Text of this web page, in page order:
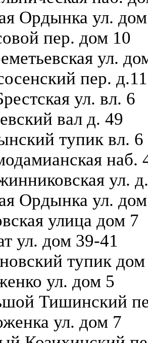
Ордынка ул.
пер. дом 10
ул.
пер. д.11
ул. вл. 6
вал д. 49
тупик вл. 6
наб.
ул.
Ордынка ул.
улица дом 7
ул. дом 39-41
тупик
ул. дом 5
Тишинский
ул. дом 7